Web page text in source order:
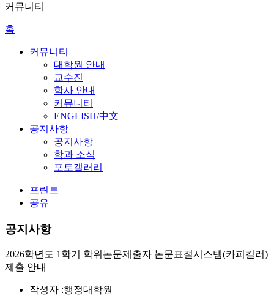
커뮤니티
홈
커뮤니티
대학원 안내
교수진
학사 안내
커뮤니티
ENGLISH/中文
공지사항
공지사항
학과 소식
포토갤러리
프린트
공유
공지사항
2026학년도 1학기 학위논문제출자 논문표절시스템(카피킬러)
제출 안내
작성자 :행정대학원